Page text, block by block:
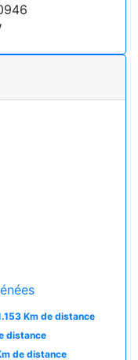
Km de distance
distance
de distance